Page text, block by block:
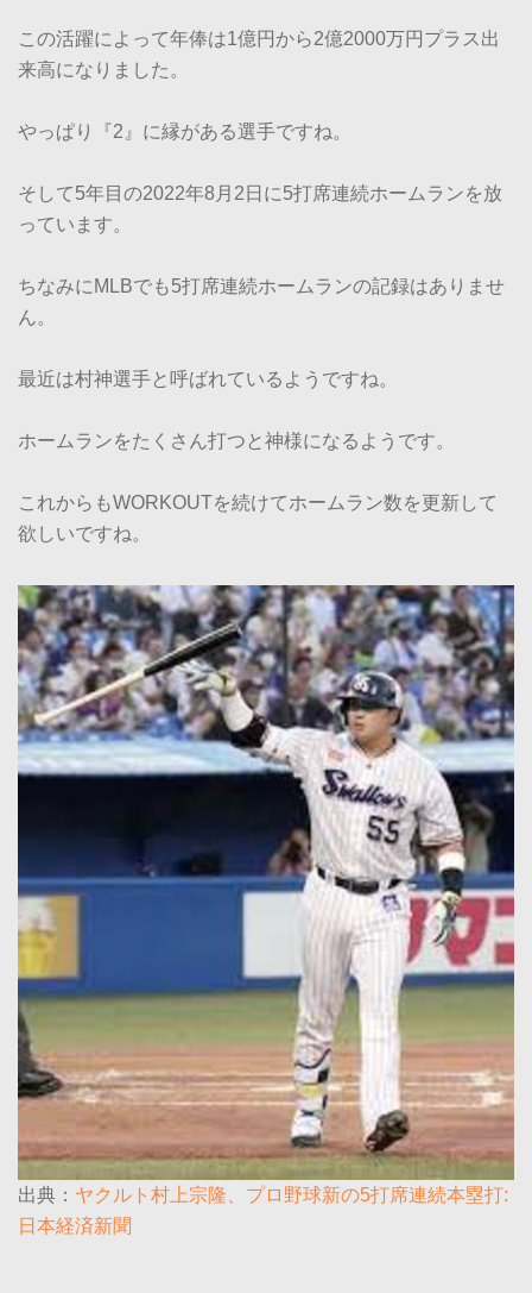
この活躍によって年俸は1億円から2億2000万円プラス出
来高になりました。
やっぱり『2』に縁がある選手ですね。
そして5年目の2022年8月2日に5打席連続ホームランを放
っています。
ちなみにMLBでも5打席連続ホームランの記録はありませ
ん。
最近は村神選手と呼ばれているようですね。
ホームランをたくさん打つと神様になるようです。
これからもWORKOUTを続けてホームラン数を更新して
欲しいですね。
出典： ヤクルト村上宗隆、プロ野球新の5打席連続本塁打:
日本経済新聞